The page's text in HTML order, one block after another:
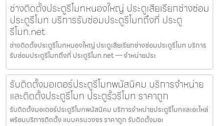
ช่างติดตั้งประตูรีโมทหนองใหญ่ ประตูเสียเรียกช่างซ่อม
ประตูรีโมท บริการรับซ่อมประตูรีโมทถึงที่ ประตู
รีโมท.net
ช่างติดตั้งประตูรีโมทหนองใหญ่ ประตูเสียเรียกช่างซ่อมประตูรีโมท บริการ
รับซ่อมประตูรีโมทถึงที่ ประตูรีโมท.net — จำหน่ายประ
รับติดตั้งมอเตอร์ประตูรีโมทพนัสนิคม บริการจำหน่าย
และติดตั้งประตูรีโมท ประตูรั้วรีโมท ราคาถูก
รับติดตั้งมอเตอร์ประตูรีโมทพนัสนิคม บริการจำหน่ายประตูรีโมทและอะไหล่
พร้อมบริการติดตั้ง แบบครบวงจร ราคาถูก รับติดตั้งมอเ